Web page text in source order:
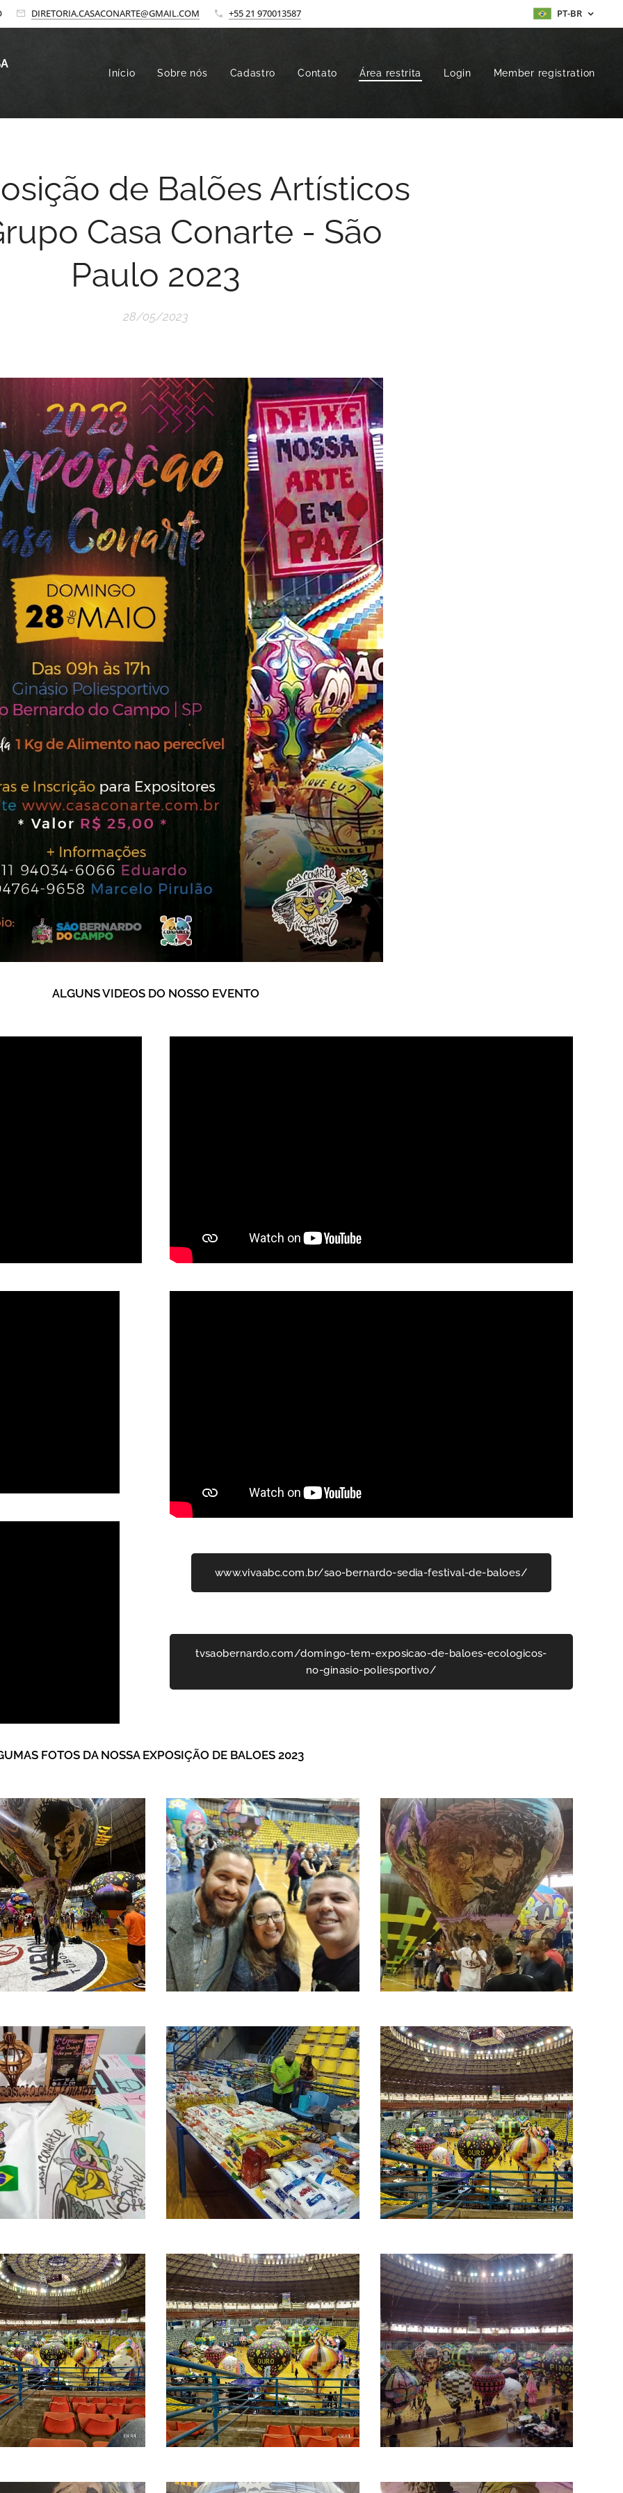
DIRETORIA.CASACONARTE@GMAIL.COM +55 21 970013587 PT-BR
Início Sobre nós Cadastro Contato Área restrita Login Member registration
de Balões Artísticos
Casa Conarte - São
Paulo 2023
28/05/2023
ALGUNS VIDEOS DO NOSSO EVENTO
www.vivaabc.com.br/sao-bernardo-sedia-festival-de-baloes/
tvsaobernardo.com/domingo-tem-exposicao-de-baloes-ecologicos-
no-ginasio-poliesportivo/
FOTOS DA NOSSA EXPOSIÇÃO DE BALOES 2023